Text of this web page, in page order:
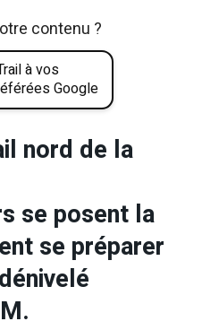
contenu ?
à vos
Google
nord de la
se posent la
se préparer